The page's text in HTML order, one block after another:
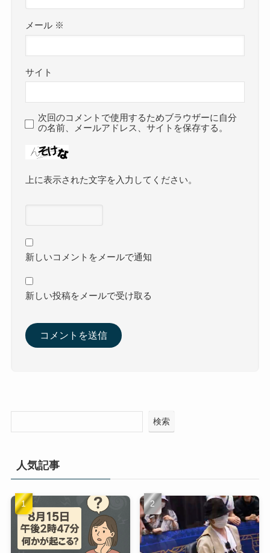
メール ※
サイト
次回のコメントで使用するためブラウザーに自分
の名前、メールアドレス、サイトを保存する。
上に表示された文字を入力してください。
新しいコメントをメールで通知
新しい投稿をメールで受け取る
検索
人気記事